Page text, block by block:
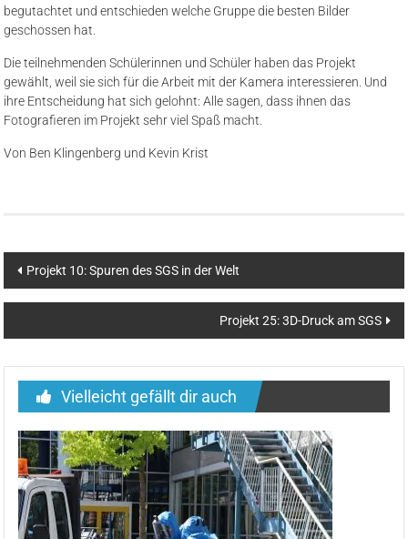
begutachtet und entschieden welche Gruppe die besten Bilder
geschossen hat.
Die teilnehmenden Schülerinnen und Schüler haben das Projekt
gewählt, weil sie sich für die Arbeit mit der Kamera interessieren. Und
ihre Entscheidung hat sich gelohnt: Alle sagen, dass ihnen das
Fotografieren im Projekt sehr viel Spaß macht.
Von Ben Klingenberg und Kevin Krist
Beitragsnavigation
Projekt 10: Spuren des SGS in der Welt
Projekt 25: 3D-Druck am SGS
Vielleicht gefällt dir auch